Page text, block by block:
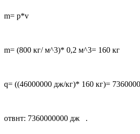
m= p*v
m= (800 кг/ м^3)* 0,2 м^3= 160 кг
q= ((46000000 дж/кг)* 160 кг)=
отвнт: 7360000000 дж .